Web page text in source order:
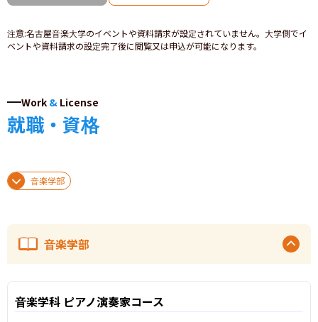
注意:名古屋音楽大学のイベントや資料請求が設定されていません。大学側でイ
ベントや資料請求の設定完了後に閲覧又は申込が可能になります。
Work & License
就職・資格
音楽学部
音楽学部
音楽学科 ピアノ演奏家コース